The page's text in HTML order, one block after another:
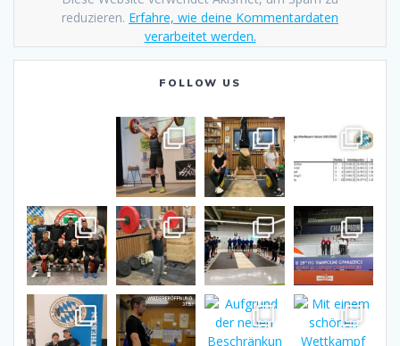
reduzieren. Erfahre, wie deine Kommentardaten
verarbeitet werden.
FOLLOW US